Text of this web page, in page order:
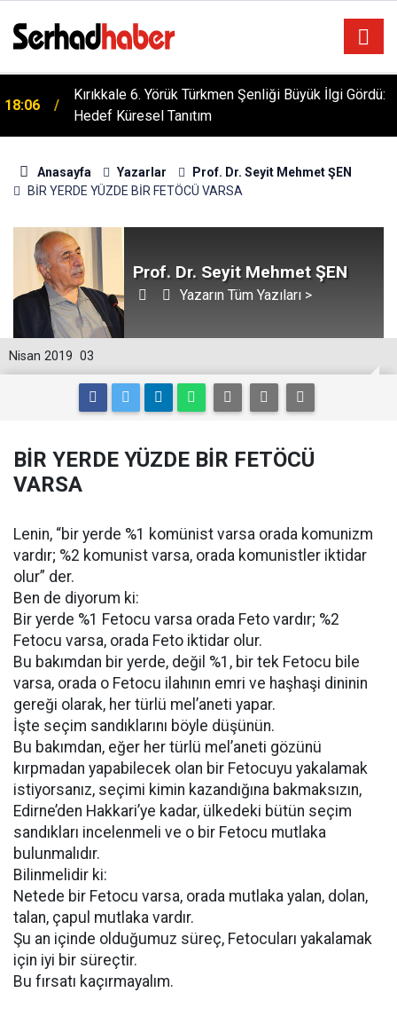
18:06
Kırıkkale 6. Yörük Türkmen Şenliği Büyük İlgi Gördü:
Hedef Küresel Tanıtım
Anasayfa Yazarlar
Prof. Dr. Seyit Mehmet ŞEN
BİR YERDE YÜZDE BİR FETÖCÜ VARSA
Prof. Dr. Seyit Mehmet ŞEN
Yazarın Tüm Yazıları >
03
Nisan 2019
BİR YERDE YÜZDE BİR FETÖCÜ
VARSA
Lenin, “bir yerde %1 komünist varsa orada komunizm
vardır; %2 komunist varsa, orada komunistler iktidar
olur” der.
Ben de diyorum ki:
Bir yerde %1 Fetocu varsa orada Feto vardır; %2
Fetocu varsa, orada Feto iktidar olur.
Bu bakımdan bir yerde, değil %1, bir tek Fetocu bile
varsa, orada o Fetocu ilahının emri ve haşhaşi dininin
gereği olarak, her türlü mel’aneti yapar.
İşte seçim sandıklarını böyle düşünün.
Bu bakımdan, eğer her türlü mel’aneti gözünü
kırpmadan yapabilecek olan bir Fetocuyu yakalamak
istiyorsanız, seçimi kimin kazandığına bakmaksızın,
Edirne’den Hakkari’ye kadar, ülkedeki bütün seçim
sandıkları incelenmeli ve o bir Fetocu mutlaka
bulunmalıdır.
Bilinmelidir ki:
Netede bir Fetocu varsa, orada mutlaka yalan, dolan,
talan, çapul mutlaka vardır.
Şu an içinde olduğumuz süreç, Fetocuları yakalamak
için iyi bir süreçtir.
Bu fırsatı kaçırmayalım.